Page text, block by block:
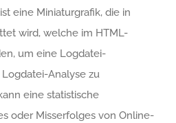
eine Miniaturgrafik, die in
wird, welche im HTML-
um eine Logdatei-
Analyse zu
eine statistische
oder Misserfolges von Online-